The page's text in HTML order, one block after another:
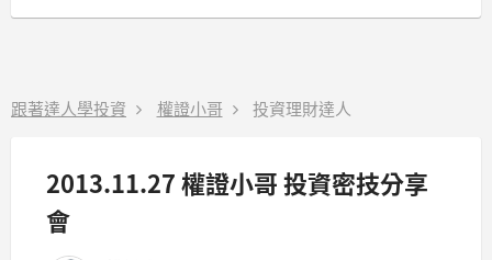
跟著達人學投資 權證小哥 投資理財達人
2013.11.27 權證小哥 投資密技分享
會